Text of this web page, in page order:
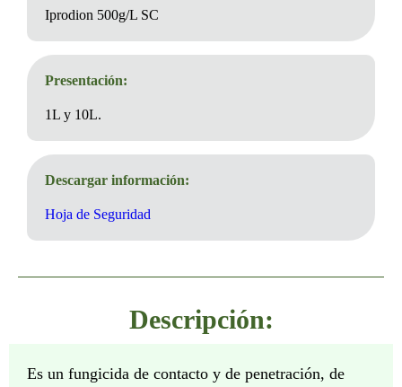
Iprodion 500g/L SC
Presentación:
1L y 10L.
Descargar información:
Hoja de Seguridad
Descripción:
Es un fungicida de contacto y de penetración, de